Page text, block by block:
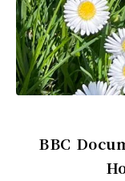
BBC